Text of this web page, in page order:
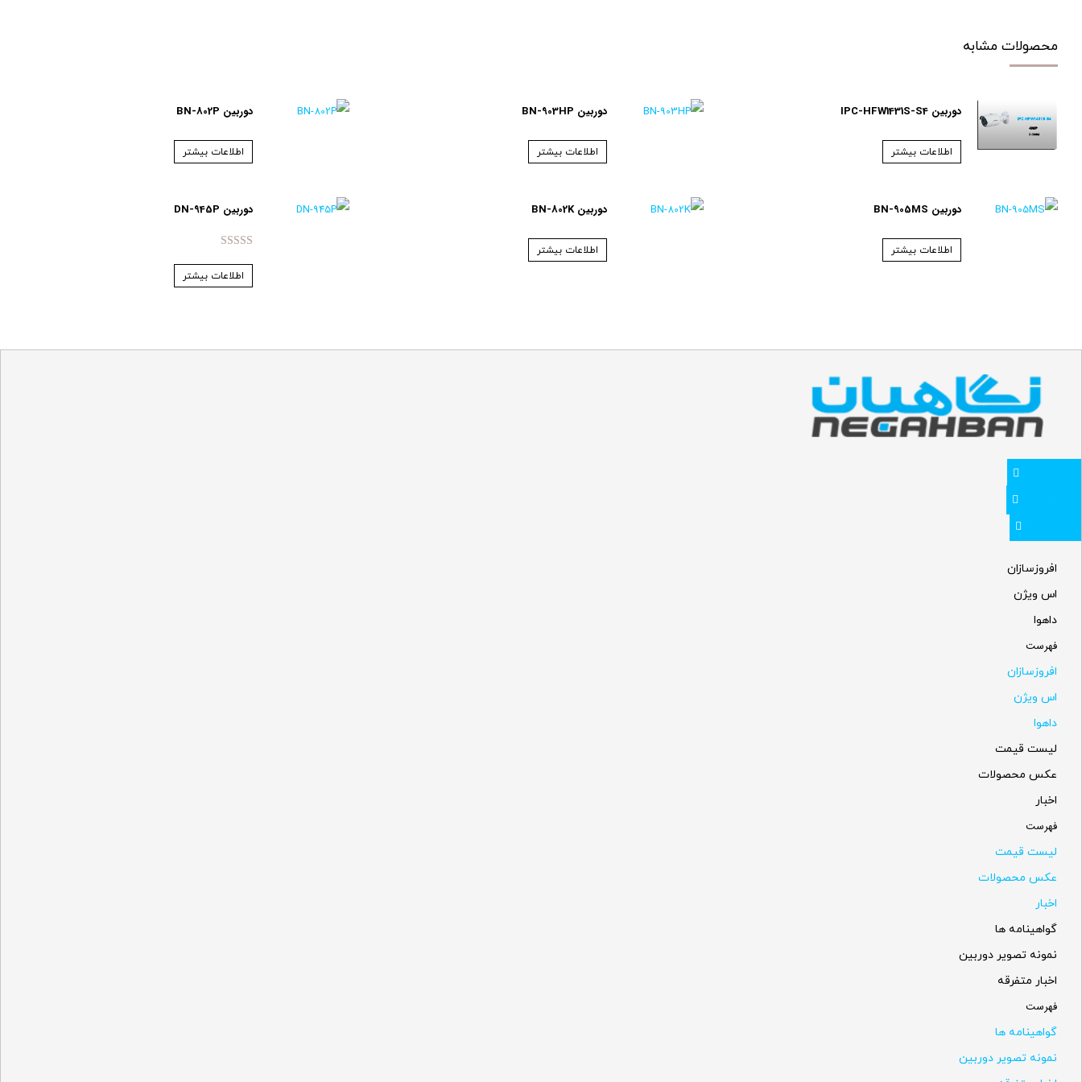
محصولات مشابه
دوربین IPC-HFW1431S-S4
اطلاعات بیشتر
دوربین BN-903HP
اطلاعات بیشتر
دوربین BN-802P
اطلاعات بیشتر
دوربین BN-905MS
اطلاعات بیشتر
دوربین BN-802K
اطلاعات بیشتر
دوربین DN-945P
از 5
اطلاعات بیشتر
افروزسازان
اس ویژن
داهوا
فهرست
افروزسازان
اس ویژن
داهوا
لیست قیمت
عکس محصولات
اخبار
فهرست
لیست قیمت
عکس محصولات
اخبار
گواهینامه ها
نمونه تصویر دوربین
اخبار متفرقه
فهرست
گواهینامه ها
نمونه تصویر دوربین